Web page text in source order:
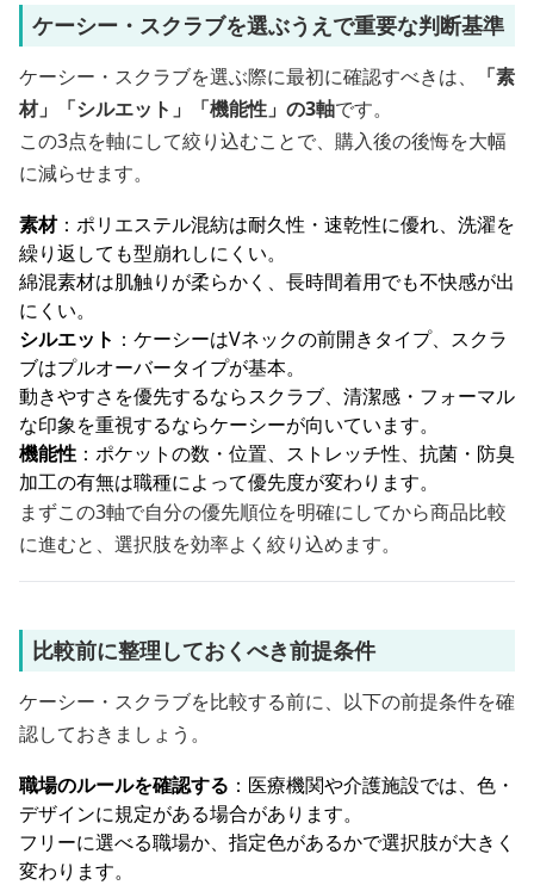
ケーシー・スクラブを選ぶうえで重要な判断基準
ケーシー・スクラブを選ぶ際に最初に確認すべきは、
「素
材」「シルエット」「機能性」の3軸です。
この3点を軸にして絞り込むことで、購入後の後悔を大幅
に減らせます。
素材：ポリエステル混紡は耐久性・速乾性に優れ、洗濯を
繰り返しても型崩れしにくい。
綿混素材は肌触りが柔らかく、長時間着用でも不快感が出
にくい。
シルエット ：ケーシーはVネックの前開きタイプ、スクラ
ブはプルオーバータイプが基本。
動きやすさを優先するならスクラブ、清潔感・フォーマル
な印象を重視するならケーシーが向いています。
機能性 ：ポケットの数・位置、ストレッチ性、抗菌・防臭
加工の有無は職種によって優先度が変わります。
まずこの3軸で自分の優先順位を明確にしてから商品比較
に進むと、選択肢を効率よく絞り込めます。
比較前に整理しておくべき前提条件
ケーシー・スクラブを比較する前に、以下の前提条件を確
認しておきましょう。
職場のルールを確認する ：医療機関や介護施設では、色・
デザインに規定がある場合があります。
フリーに選べる職場か、指定色があるかで選択肢が大きく
変わります。